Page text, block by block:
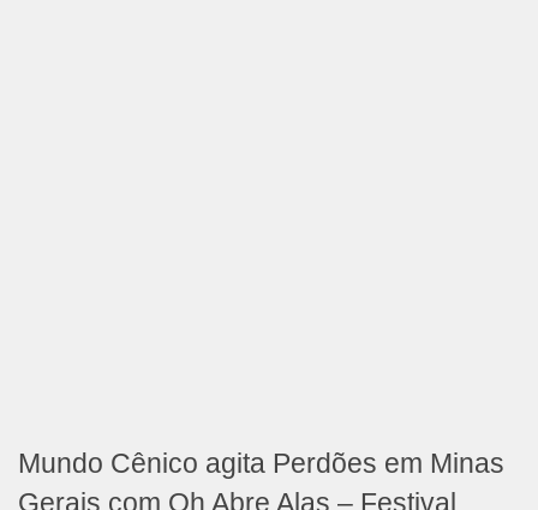
Mundo Cênico agita Perdões em Minas
Gerais com Oh Abre Alas – Festival